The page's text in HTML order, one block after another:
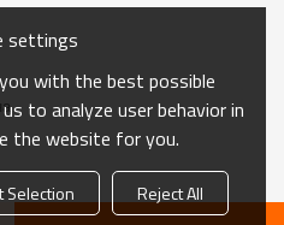
settings
with the best possible
to analyze user behavior in
the website for you.
Selection Reject All